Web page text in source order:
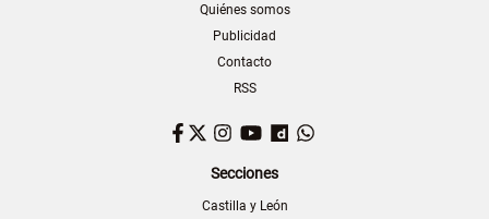
Quiénes somos
Publicidad
Contacto
RSS
Facebook
TwitterInstagram
YouTubeDailymotion
Secciones
Castilla y León